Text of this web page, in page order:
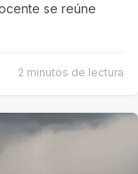
se reúne
2 minutos de lectura